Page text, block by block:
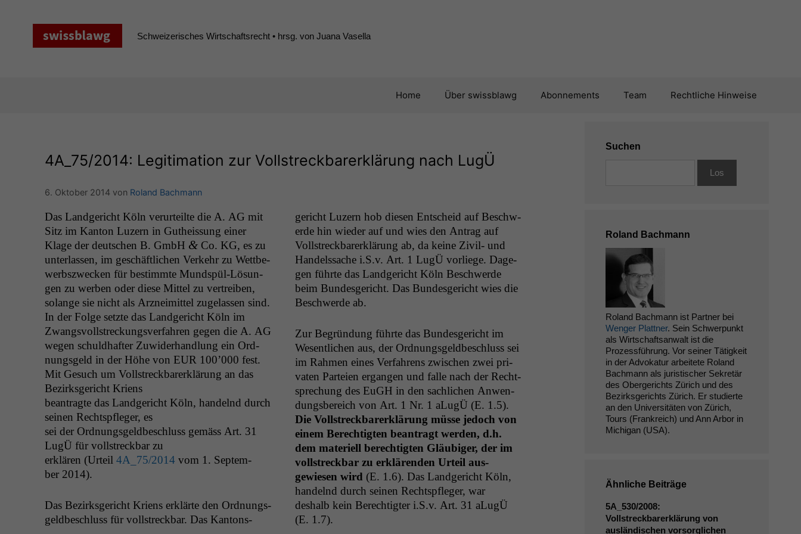
Schweizerisches Wirtschaftsrecht • hrsg. von Juana Vasella
Home Über swissblawg Abonnements Team Rechtliche Hinweise
4A_75/2014: Legitimation zur Vollstreckbarerklärung nach LugÜ
6. Oktober 2014 von Roland Bachmann
Das Landgericht Köln verurteilte die A. AG mit
Sitz im Kan­ton Luzern in Gutheis­sung ein­er
Klage der deutschen B. GmbH &Co. KG, es zu
unter­lassen, im geschäftlichen Verkehr zu Wet­tbe­
werb­szweck­en für bes­timmte Mund­spül-Lösun­
gen zu wer­ben oder diese Mit­tel zu vertreiben,
solange sie nicht als Arzneimit­tel zuge­lassen sind.
In der Folge set­zte das Landgericht Köln im
Zwangsvoll­streck­ungsver­fahren gegen die A. AG
wegen schuld­hafter Zuwider­hand­lung ein Ord­
nungs­geld in der Höhe von EUR 100’000 fest.
Mit Gesuch um Voll­streck­bar­erk­lärung an das
Bezirks­gericht Kriens
beantragte das Landgericht Köln, han­del­nd durch
seinen Recht­spfleger, es
sei der Ord­nungs­geldbeschluss gemäss Art. 31
LugÜ für voll­streck­bar zu
erk­lären (Urteil 4A_75/2014 vom 1. Sep­tem­
ber 2014).
Das Bezirks­gericht Kriens erk­lärte den Ord­nungs­
geldbeschluss für voll­streck­bar. Das Kan­ton­s­
gericht Luzern hob diesen Entscheid auf Beschw­
erde hin wieder auf und wies den Antrag auf
Voll­streck­bar­erk­lärung ab, da keine Ziv­il- und
Han­delssache i.S.v. Art. 1 LugÜ vor­liege. Dage­
gen führte das Landgericht Köln Beschw­erde
beim Bun­des­gericht. Das Bun­des­gericht wies die
Beschw­erde ab.
Zur Begrün­dung führte das Bun­des­gericht im
Wesentlichen aus, der Ord­nungs­geldbeschluss sei
im Rah­men eines Ver­fahrens zwis­chen zwei pri­
vat­en Parteien ergan­gen und falle nach der Recht­
sprechung des EuGH in den sach­lichen Anwen­
dungs­bere­ich von Art. 1 Nr. 1 aLugÜ (E. 1.5).
Die Voll­streck­bar­erk­lärung müsse jedoch von
einem Berechtigten beantragt wer­den, d.h.
dem materiell berechtigten Gläu­biger, der im
voll­streck­bar zu erk­lären­den Urteil aus­
gewiesen wird (E. 1.6). Das Landgericht Köln,
han­del­nd durch seinen Recht­spfleger, war
deshalb kein Berechtigter i.S.v. Art. 31 aLugÜ
(E. 1.7).
Suchen
Roland Bachmann
Roland Bachmann ist Partner bei
Wenger Plattner. Sein Schwerpunkt
als Wirtschaftsanwalt ist die
Prozessführung. Vor seiner Tätigkeit
in der Advokatur arbeitete Roland
Bachmann als juristischer Sekretär
des Obergerichts Zürich und des
Bezirksgerichts Zürich. Er studierte
an den Universitäten von Zürich,
Tours (Frankreich) und Ann Arbor in
Michigan (USA).
Ähnliche Beiträge
5A_530/2008:
Vollstreckbarerklärung von
ausländischen vorsorglichen